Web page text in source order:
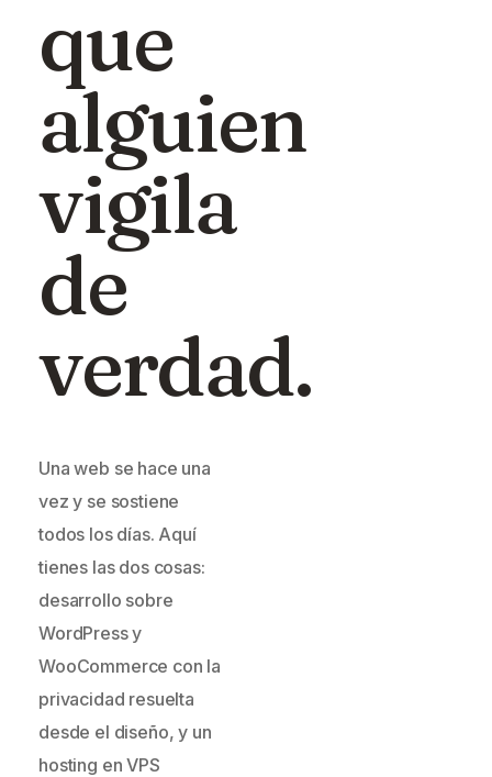
que
alguien
vigila
de
verdad.
Una web se hace una
vez y se sostiene
todos los días. Aquí
tienes las dos cosas:
desarrollo sobre
WordPress y
WooCommerce con la
privacidad resuelta
desde el diseño, y un
hosting en VPS